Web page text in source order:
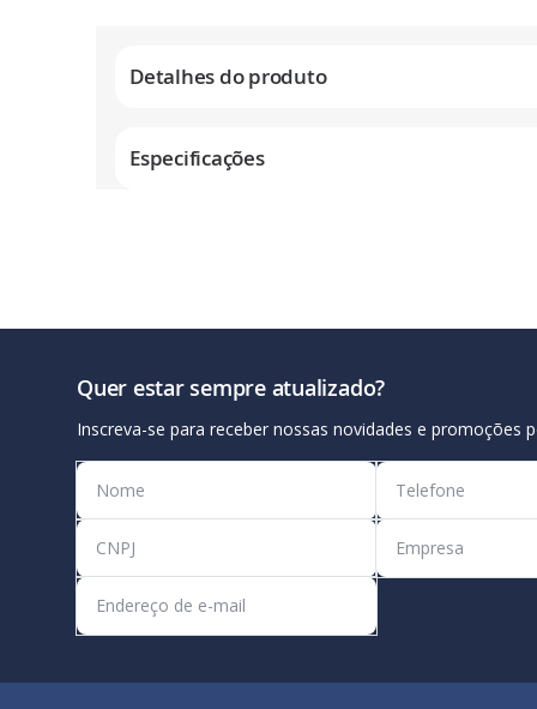
imagens
Detalhes do produto
Especificações
Quer estar sempre atualizado?
Inscreva-se para receber nossas novidades e promoções